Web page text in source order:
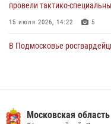
провели тактико-
15 июля 2026, 14:22 5
В Подмосковье
федеральном розыске
Московская область